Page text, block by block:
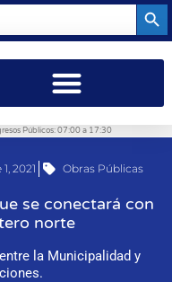
Públicos: 07:00 a 17:30
2021 Obras Públicas
se conectará con
norte
la Municipalidad y